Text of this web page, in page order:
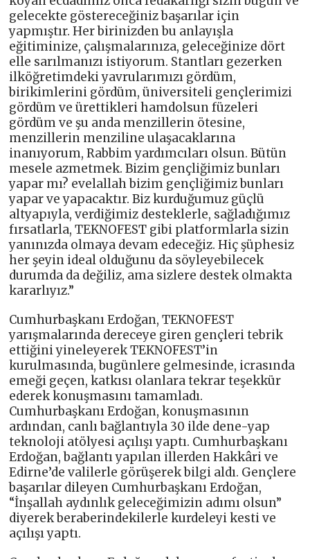
gelecekte göstereceğiniz başarılar için
yapmıştır. Her birinizden bu anlayışla
eğitiminize, çalışmalarınıza, geleceğinize dört
elle sarılmanızı istiyorum. Stantları gezerken
ilköğretimdeki yavrularımızı gördüm,
birikimlerini gördüm, üniversiteli gençlerimizi
gördüm ve ürettikleri hamdolsun füzeleri
gördüm ve şu anda menzillerin ötesine,
menzillerin menziline ulaşacaklarına
inanıyorum, Rabbim yardımcıları olsun. Bütün
mesele azmetmek. Bizim gençliğimiz bunları
yapar mı? evelallah bizim gençliğimiz bunları
yapar ve yapacaktır. Biz kurduğumuz güçlü
altyapıyla, verdiğimiz desteklerle, sağladığımız
fırsatlarla, TEKNOFEST gibi platformlarla sizin
yanınızda olmaya devam edeceğiz. Hiç şüphesiz
her şeyin ideal olduğunu da söyleyebilecek
durumda da değiliz, ama sizlere destek olmakta
kararlıyız.”
Cumhurbaşkanı Erdoğan, TEKNOFEST
yarışmalarında dereceye giren gençleri tebrik
ettiğini yineleyerek TEKNOFEST’in
kurulmasında, bugünlere gelmesinde, icrasında
emeği geçen, katkısı olanlara tekrar teşekkür
ederek konuşmasını tamamladı.
Cumhurbaşkanı Erdoğan, konuşmasının
ardından, canlı bağlantıyla 30 ilde dene-yap
teknoloji atölyesi açılışı yaptı. Cumhurbaşkanı
Erdoğan, bağlantı yapılan illerden Hakkâri ve
Edirne’de valilerle görüşerek bilgi aldı. Gençlere
başarılar dileyen Cumhurbaşkanı Erdoğan,
“İnşallah aydınlık geleceğimizin adımı olsun”
diyerek beraberindekilerle kurdeleyi kesti ve
açılışı yaptı.